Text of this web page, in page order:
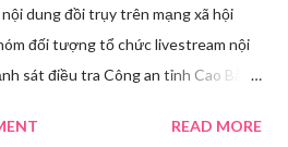
dung đồi trụy trên mạng xã hội
đối tượng tổ chức livestream nội
sát điều tra Công an tỉnh Cao Bằng
về hành vi truyền bá văn hóa
READ MORE